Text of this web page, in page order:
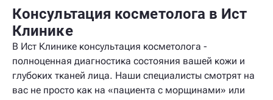
Консультация косметолога в Ист
Клинике
В Ист Клинике консультация косметолога -
полноценная диагностика состояния вашей кожи и
глубоких тканей лица. Наши специалисты смотрят на
вас не просто как на «пациента с морщинами» или